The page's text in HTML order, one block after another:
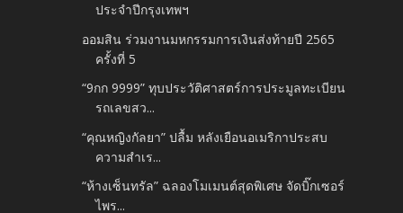
ประจำปีกรุงเทพฯ
ออมสิน ร่วมงานมหกรรมการเงินส่งท้ายปี 2565
ครั้งที่ 5
“9กก 9999” ทุบประวัติศาสตร์การประมูลทะเบียน
รถเลขสว...
“คุณหญิงกัลยา” ปลื้ม หลังเยือนอเมริกาประสบ
ความสำเร...
“ห้างเซ็นทรัล” ฉลองโมเมนต์สุดพิเศษ จัดบิ๊กเซอร์
ไพร...